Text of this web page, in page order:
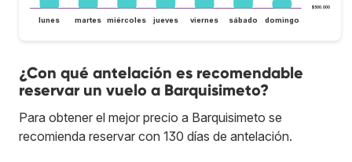
$500.000
lunes martes miércoles jueves viernes sábado domingo
¿Con qué antelación es recomendable
reservar un vuelo a Barquisimeto?
Para obtener el mejor precio a Barquisimeto se
recomienda reservar con 130 días de antelación.